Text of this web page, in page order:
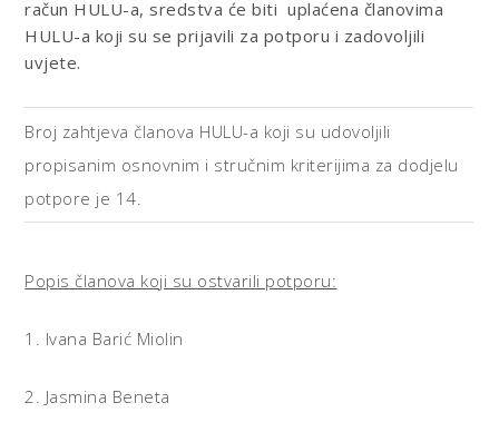
račun HULU-a, sredstva će biti uplaćena članovima
HULU-a koji su se prijavili za potporu i zadovoljili
uvjete.
Broj zahtjeva članova HULU-a koji su udovoljili
propisanim osnovnim i stručnim kriterijima za dodjelu
potpore je 14.
Popis članova koji su ostvarili potporu:
1. Ivana Barić Miolin
2. Jasmina Beneta